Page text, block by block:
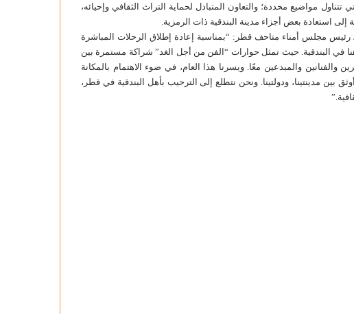
مواضيع محددة؛ والتعاون المتبادل لحماية التراث الثقافي وإحيائه،
إلى استعادة بعض أجزاء مدينة البندقية ذات الرمزية.
مجلس أمناء متاحف قطر: “بمناسبة إعادة إطلاق الرحلات المباشرة
في البندقية. حيث تمثل حوارات “الفن من أجل الغد” شراكة مستمرة بين
والمبدعين معًا. ويسرنا هذا العام، في ضوء الاهتمام بالمكانة
بين مدينتينا، ودولتينا. ونحن نتطلع إلى الترحيب بأهل البندقية في قطر،